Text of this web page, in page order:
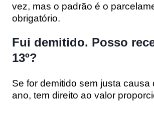
vez, mas o padrão é o
obrigatório.
Fui demitido. Posso
13º?
Se for demitido sem justa causa
ano, tem direito ao valor